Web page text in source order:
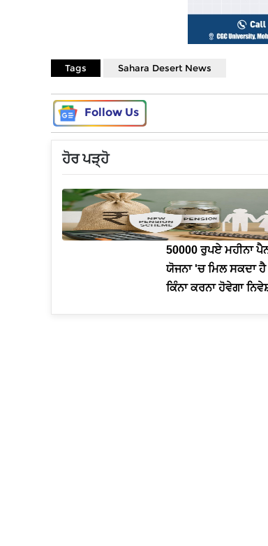
Tags Sahara Desert News
Follow Us
ਹੋਰ ਪੜ੍ਹੋ
50000 ਰੁਪਏ ਮਹੀਨਾ
ਯੋਜਨਾ 'ਚ ਮਿਲ ਸਕਦਾ ਹੈ
ਕਿੰਨਾ ਕਰਨਾ ਹੋਵੇਗਾ